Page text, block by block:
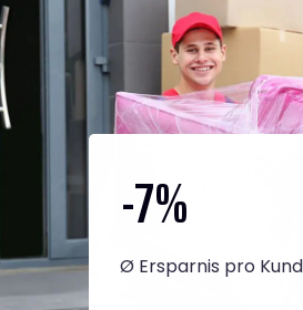
-7%
Ø Ersparnis pro